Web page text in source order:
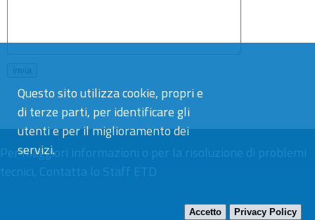
Questo sito utilizza cookie, propri e
di terze parti, per identificare gli
utenti e per il miglioramento dei
servizi.
Accetto Privacy Policy
Per maggiori informazioni o per la risoluzione di problemi
tecnici, Contatta lo Staff ETD